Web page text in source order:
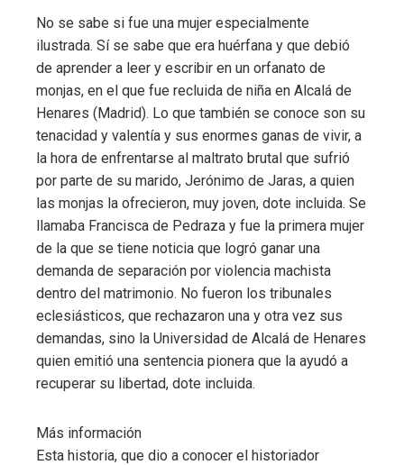
No se sabe si fue una mujer especialmente
ilustrada. Sí se sabe que era huérfana y que debió
de aprender a leer y escribir en un orfanato de
monjas, en el que fue recluida de niña en Alcalá de
Henares (Madrid). Lo que también se conoce son su
tenacidad y valentía y sus enormes ganas de vivir, a
la hora de enfrentarse al maltrato brutal que sufrió
por parte de su marido, Jerónimo de Jaras, a quien
las monjas la ofrecieron, muy joven, dote incluida. Se
llamaba Francisca de Pedraza y fue la primera mujer
de la que se tiene noticia que logró ganar una
demanda de separación por violencia machista
dentro del matrimonio. No fueron los tribunales
eclesiásticos, que rechazaron una y otra vez sus
demandas, sino la Universidad de Alcalá de Henares
quien emitió una sentencia pionera que la ayudó a
recuperar su libertad, dote incluida.
Más información
Esta historia, que dio a conocer el historiador